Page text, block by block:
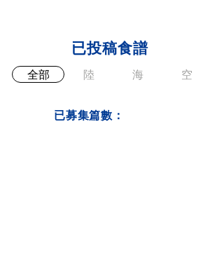
已投稿食譜
全部 陸 海 空
已募集篇數：